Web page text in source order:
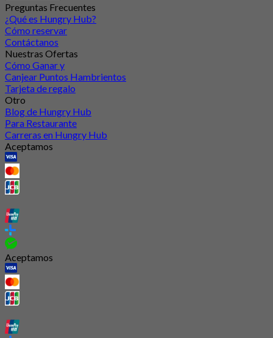
Preguntas Frecuentes
¿Qué es Hungry Hub?
Cómo reservar
Contáctanos
Nuestras Ofertas
Cómo Ganar y
Canjear Puntos Hambrientos
Tarjeta de regalo
Otro
Blog de Hungry Hub
Para Restaurante
Carreras en Hungry Hub
Aceptamos
Aceptamos